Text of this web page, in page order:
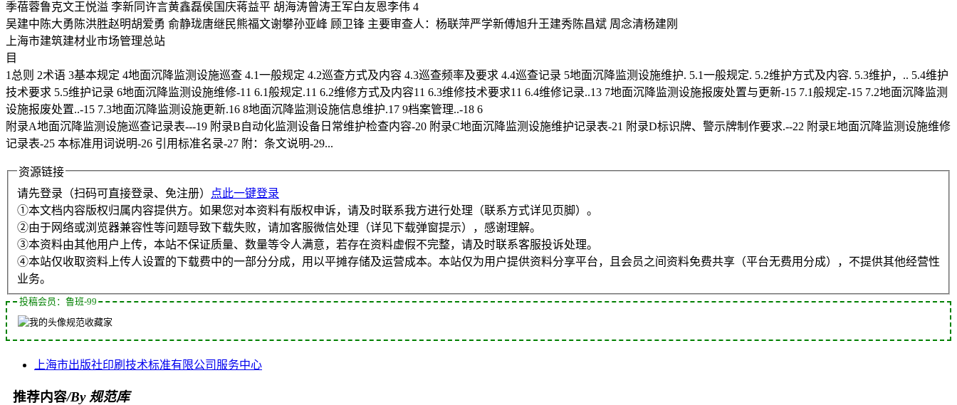
季蓓蓉鲁克文王悦溢 李新同许言黄鑫磊侯国庆蒋益平 胡海涛曾涛王军白友恩李伟 4
吴建中陈大勇陈洪胜赵明胡爱勇 俞静珑唐继民熊福文谢攀孙亚峰 顾卫锋 主要审查人：杨联萍严学新傅旭升王建秀陈昌斌 周念清杨建刚
上海市建筑建材业市场管理总站
目
1总则 2术语 3基本规定 4地面沉降监测设施巡查 4.1一般规定 4.2巡查方式及内容 4.3巡查频率及要求 4.4巡查记录 5地面沉降监测设施维护. 5.1一般规定. 5.2维护方式及内容. 5.3维护，.. 5.4维护
技术要求 5.5维护记录 6地面沉降监测设施维修-11 6.1般规定.11 6.2维修方式及内容11 6.3维修技术要求11 6.4维修记录..13 7地面沉降监测设施报废处置与更新-15 7.1般规定-15 7.2地面沉降监测
设施报废处置..-15 7.3地面沉降监测设施更新.16 8地面沉降监测设施信息维护.17 9档案管理..-18 6
附录A地面沉降监测设施巡查记录表---19 附录B自动化监测设备日常维护检查内容-20 附录C地面沉降监测设施维护记录表-21 附录D标识牌、警示牌制作要求.--22 附录E地面沉降监测设施维修
记录表-25 本标准用词说明-26 引用标准名录-27 附：条文说明-29...
资源链接
请先登录（扫码可直接登录、免注册）
点此一键登录
①本文档内容版权归属内容提供方。如果您对本资料有版权申诉，请及时联系我方进行处理（联系方式详见页脚）。
②由于网络或浏览器兼容性等问题导致下载失败，请加客服微信处理（详见下载弹窗提示），感谢理解。
③本资料由其他用户上传，本站不保证质量、数量等令人满意，若存在资料虚假不完整，请及时联系客服投诉处理。
④本站仅收取资料上传人设置的下载费中的一部分分成，用以平摊存储及运营成本。本站仅为用户提供资料分享平台，且会员之间资料免费共享（平台无费用分成），不提供其他经营性
业务。
投稿会员：鲁班-99
规范收藏家
上海市出版社印刷 技术标准有限公司 服务中心
推荐内容/By 规范库